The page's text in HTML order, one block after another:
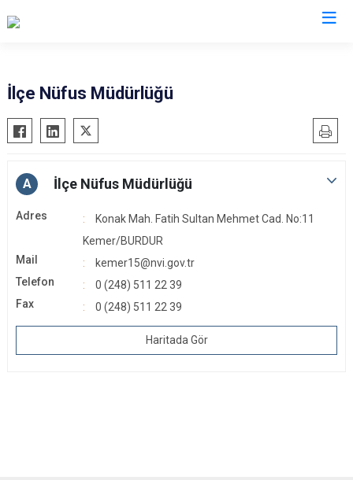
Ağlasun
Altınyayla
Bucak
Çavdır
Çeltikçi
Yeşilova
İlçe Nüfus Müdürlüğü
A İlçe Nüfus Müdürlüğü
Adres
Konak Mah. Fatih Sultan Mehmet Cad. No:11
Kemer/BURDUR
Mail
kemer15@nvi.gov.tr
Telefon
0 (248) 511 22 39
Fax
0 (248) 511 22 39
Haritada Gör